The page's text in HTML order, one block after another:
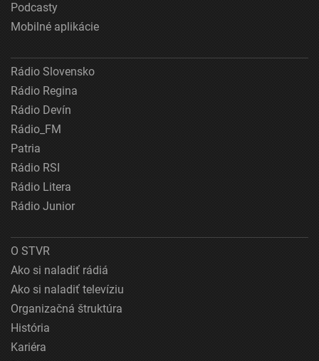
Podcasty
Mobilné aplikácie
Rádio Slovensko
Rádio Regina
Rádio Devín
Rádio_FM
Patria
Rádio RSI
Rádio Litera
Rádio Junior
O STVR
Ako si naladiť rádiá
Ako si naladiť televíziu
Organizačná štruktúra
História
Kariéra